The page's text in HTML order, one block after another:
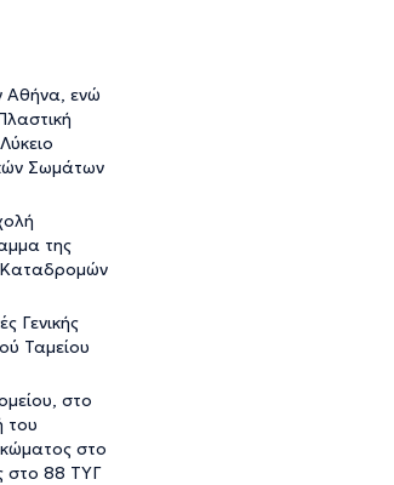
Αθήνα, ενώ
Σωμάτων
της
Γενικής
Ταμείου
στο
του
στο 88 ΤΥΓ